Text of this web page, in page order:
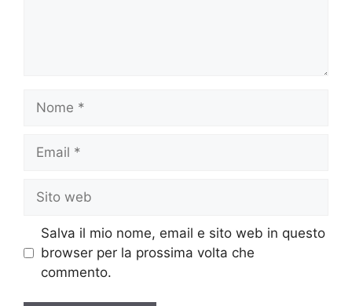
web
Salva il mio nome, email e sito web in questo
browser per la prossima volta che
commento.